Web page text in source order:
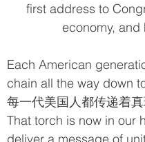
first address to
economy, and
Each American
chain all the way down
每一代美国人都传递着
That torch is now in our